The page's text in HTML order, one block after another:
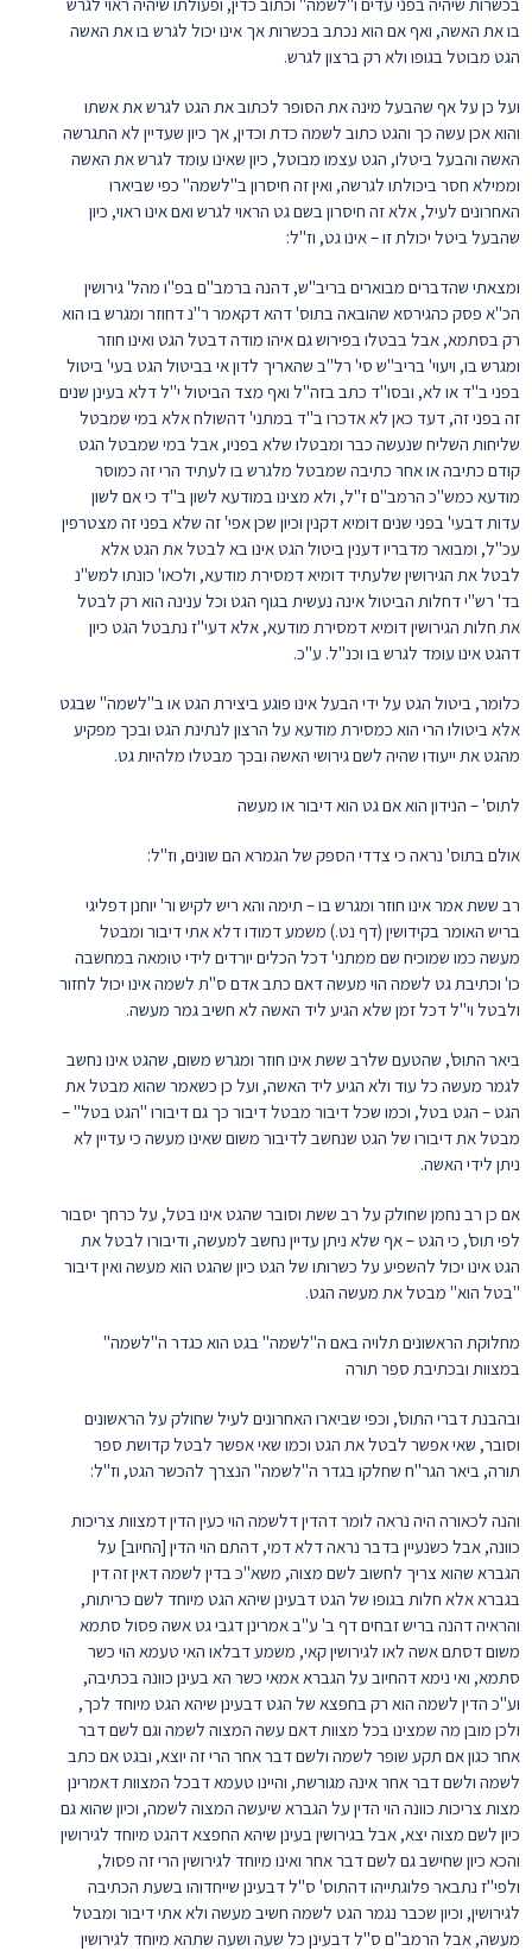
בו את האשה, ואף אם הוא נכתב בכשרות אך אינו יכול לגרש בו את האשה
הגט מבוטל בגופו ולא רק ברצון לגרש.
ועל כן על אף שהבעל מינה את הסופר לכתוב את הגט לגרש את אשתו
והוא אכן עשה כך והגט כתוב לשמה כדת וכדין, אך כיון שעדיין לא התגרשה
האשה והבעל ביטלו, הגט עצמו מבוטל, כיון שאינו עומד לגרש את האשה
וממילא חסר ביכולתו לגרשה, ואין זה חיסרון ב"לשמה" כפי שביארו
האחרונים לעיל, אלא זה חיסרון בשם גט הראוי לגרש ואם אינו ראוי, כיון
שהבעל ביטל יכולת זו – אינו גט, וז"ל:
ומצאתי שהדברים מבוארים בריב"ש, דהנה ברמב"ם בפ"ו מהל' גירושין
הכ"א פסק כהגירסא שהובאה בתוס' דהא דקאמר ר"נ דחוזר ומגרש בו הוא
רק בסתמא, אבל בבטלו בפירוש גם איהו מודה דבטל הגט ואינו חוזר
ומגרש בו, ויעוי' בריב"ש סי' רל"ב שהאריך לדון אי בביטול הגט בעי' ביטול
בפני ב"ד או לא, ובסו"ד כתב בזה"ל ואף מצד הביטול י"ל דלא בעינן שנים
זה בפני זה, דעד כאן לא אדכרו ב"ד במתני' דהשולח אלא במי שמבטל
שליחות השליח שנעשה כבר ומבטלו שלא בפניו, אבל במי שמבטל הגט
קודם כתיבה או אחר כתיבה שמבטל מלגרש בו לעתיד הרי זה כמוסר
מודעא כמש"כ הרמב"ם ז"ל, ולא מצינו במודעא לשון ב"ד כי אם לשון
עדות דבעי' בפני שנים דומיא דקנין וכיון שכן אפי' זה שלא בפני זה מצטרפין
עכ"ל, ומבואר מדבריו דענין ביטול הגט אינו בא לבטל את הגט אלא
לבטל את הגירושין שלעתיד דומיא דמסירת מודעא, ולכאו' כונתו למש"נ
בד' רש"י דחלות הביטול אינה נעשית בגוף הגט וכל ענינה הוא רק לבטל
את חלות הגירושין דומיא דמסירת מודעא, אלא דעי"ז נתבטל הגט כיון
דהגט אינו עומד לגרש בו וכנ"ל. ע"כ.
כלומר, ביטול הגט על ידי הבעל אינו פוגע ביצירת הגט או ב"לשמה" שבגט
אלא ביטולו הרי הוא כמסירת מודעא על הרצון לנתינת הגט ובכך מפקיע
מהגט את ייעודו שהיה לשם גירושי האשה ובכך מבטלו מלהיות גט.
לתוס' – הנידון הוא אם גט הוא דיבור או מעשה
אולם בתוס' נראה כי צדדי הספק של הגמרא הם שונים, וז"ל:
רב ששת אמר אינו חוזר ומגרש בו – תימה והא ריש לקיש ור' יוחנן דפליגי
בריש האומר בקידושין (דף נט.) משמע דמודו דלא אתי דיבור ומבטל
מעשה כמו שמוכיח שם ממתני' דכל הכלים יורדים לידי טומאה במחשבה
כו' וכתיבת גט לשמה הוי מעשה דאם כתב אדם ס"ת לשמה אינו יכול לחזור
ולבטל וי"ל דכל זמן שלא הגיע ליד האשה לא חשיב גמר מעשה.
ביאר התוס', שהטעם שלרב ששת אינו חוזר ומגרש משום, שהגט אינו נחשב
לגמר מעשה כל עוד ולא הגיע ליד האשה, ועל כן כשאמר שהוא מבטל את
הגט – הגט בטל, וכמו שכל דיבור מבטל דיבור כך גם דיבורו "הגט בטל" –
מבטל את דיבורו של הגט שנחשב לדיבור משום שאינו מעשה כי עדיין לא
ניתן לידי האשה.
אם כן רב נחמן שחולק על רב ששת וסובר שהגט אינו בטל, על כרחך יסבור
לפי תוס', כי הגט – אף שלא ניתן עדיין נחשב למעשה, ודיבורו לבטל את
הגט אינו יכול להשפיע על כשרותו של הגט כיון שהגט הוא מעשה ואין דיבור
"בטל הוא" מבטל את מעשה הגט.
מחלוקת הראשונים תלויה באם ה"לשמה" בגט הוא כגדר ה"לשמה"
במצוות ובכתיבת ספר תורה
ובהבנת דברי התוס', וכפי שביארו האחרונים לעיל שחולק על הראשונים
וסובר, שאי אפשר לבטל את הגט וכמו שאי אפשר לבטל קדושת ספר
תורה, ביאר הגר"ח שחלקו בגדר ה"לשמה" הנצרך להכשר הגט, וז"ל:
והנה לכאורה היה נראה לומר דהדין דלשמה הוי כעין הדין דמצוות צריכות
כוונה, אבל כשנעיין בדבר נראה דלא דמי, דהתם הוי הדין [החיוב] על
הגברא שהוא צריך לחשוב לשם מצוה, משא"כ בדין לשמה דאין זה דין
בגברא אלא חלות בגופו של הגט דבעינן שיהא הגט מיוחד לשם כריתות,
והראיה דהנה בריש זבחים דף ב' ע"ב אמרינן דגבי גט אשה פסול סתמא
משום דסתם אשה לאו לגירושין קאי, משמע דבלאו האי טעמא הוי כשר
סתמא, ואי נימא דהחיוב על הגברא אמאי כשר הא בעינן כוונה בכתיבה,
וע"כ הדין לשמה הוא רק בחפצא של הגט דבעינן שיהא הגט מיוחד לכך,
ולכן מובן מה שמצינו בכל מצוות דאם עשה המצוה לשמה וגם לשם דבר
אחר כגון אם תקע שופר לשמה ולשם דבר אחר הרי זה יוצא, ובגט אם כתב
לשמה ולשם דבר אחר אינה מגורשת, והיינו טעמא דבכל המצוות דאמרינן
מצות צריכות כוונה הוי הדין על הגברא שיעשה המצוה לשמה, וכיון שהוא גם
כיון לשם מצוה יצא, אבל בגירושין בעינן שיהא החפצא דהגט מיוחד לגירושין
והכא כיון שחישב גם לשם דבר אחר ואינו מיוחד לגירושין הרי זה פסול,
ולפי"ז נתבאר פלוגתייהו דהתוס' ס"ל דבעינן שייחדוהו בשעת הכתיבה
לגירושין, וכיון שכבר נגמר הגט לשמה חשיב מעשה ולא אתי דיבור ומבטל
מעשה, אבל הרמב"ם ס"ל דבעינן כל שעה ושעה שתהא מיוחד לגירושין